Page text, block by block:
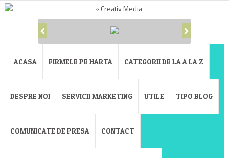
ACASA FIRMELE PE HARTA CATEGORII DE LA A LA Z
DESPRE NOI SERVICII MARKETING UTILE TIPO BLOG
COMUNICATE DE PRESA CONTACT